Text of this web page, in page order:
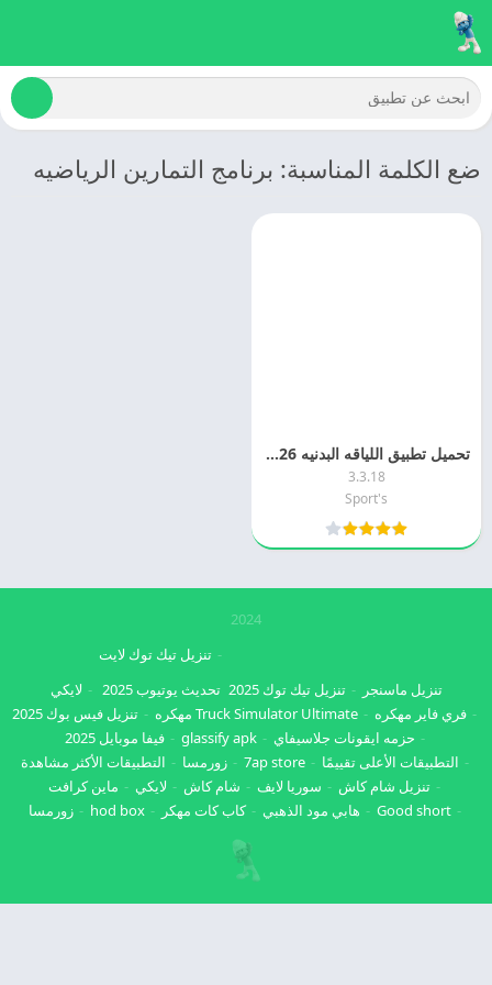
ضع الكلمة المناسبة: برنامج التمارين الرياضيه
تحميل تطبيق اللياقه البدنيه 2026 VeryFitPro مهكر للاندرويد
3.3.18
Sport's
2024
تنزيل ماسنجر تنزيل تيك توك 2025
تنزيل تيك توك لايت
تحديث يوتيوب 2025
لايكي
فري فاير مهكره
Truck Simulator Ultimate مهكره
تنزيل فيس بوك 2025
حزمه ايقونات جلاسيفاي
glassify apk
فيفا موبايل 2025
التطبيقات الأعلى تقييمًا
7ap store زورمسا
التطبيقات الأكثر مشاهدة
تنزيل شام كاش
سوريا لايف شام كاش لايكي
ماين كرافت
Good short
هابي مود الذهبي كاب كات مهكر hod box زورمسا